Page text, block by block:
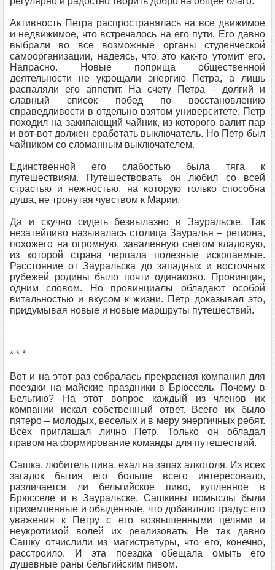
Активность Петра распространялась на все движимое
и недвижимое, что встречалось на его пути. Его давно
выбрали во все возможные органы студенческой
самоорганизации, надеясь, что это как-то утомит его.
Напрасно. Новые поприща общественной
деятельности не укрощали энергию Петра, а лишь
распаляли его аппетит. На счету Петра – долгий и
славный список побед по восстановлению
справедливости в отдельно взятом университете. Петр
походил на закипающий чайник, из которого валит пар
и вот-вот должен сработать выключатель. Но Петр был
чайником со сломанным выключателем.
Единственной его слабостью была тяга к
путешествиям. Путешествовать он любил со всей
страстью и нежностью, на которую только способна
душа, не тронутая чувством к Марии.
Да и скучно сидеть безвылазно в Зауральске. Так
незатейливо называлась столица Зауралья – региона,
похожего на огромную, заваленную снегом кладовую,
из которой страна черпала полезные ископаемые.
Расстояние от Зауральска до западных и восточных
рубежей родины было почти одинаково. Провинция,
одним словом. Но провинциалы обладают особой
витальностью и вкусом к жизни. Петр доказывал это,
придумывая новые и новые маршруты путешествий.
* * *
Вот и на этот раз собралась прекрасная компания для
поездки на майские праздники в Брюссель. Почему в
Бельгию? На этот вопрос каждый из членов их
компании искал собственный ответ. Всего их было
пятеро – молодых, веселых и в меру энергичных ребят.
Всех приглашал лично Петр. Только он обладал
правом на формирование команды для путешествий.
Сашка, любитель пива, ехал на запах алкоголя. Из всех
загадок бытия его больше всего интересовало,
различается ли бельгийское пиво, купленное в
Брюсселе и в Зауральске. Сашкины помыслы были
приземленные и обыденные, что добавляло градус его
уважения к Петру с его возвышенными целями и
неукротимой волей их реализовать. Не так давно
Сашку отчислили из магистратуры, что его, конечно,
расстроило. И эта поездка обещала омыть его
душевные раны бельгийским пивом.